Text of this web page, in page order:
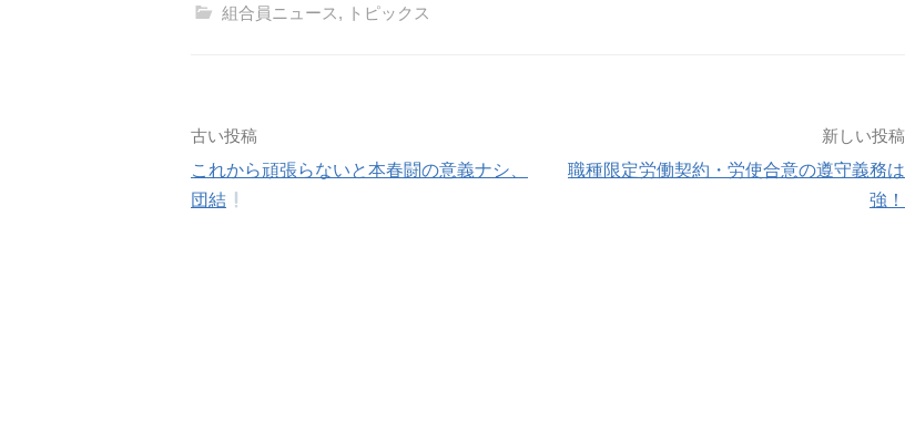
組合員ニュース, トピックス
投
稿
古い投稿
これから頑張らないと本春闘の意義ナシ、
団結
新しい投稿
職種限定労働契約・労使合意の遵守義務は
強！